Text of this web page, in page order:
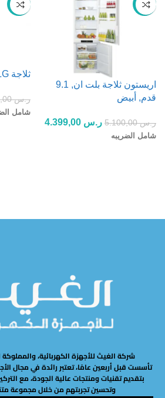
-14%
اريستون ثلاجة بلت ان, 9.1
قدم, أبيض
ر.س5.100,00 ر.س
شامل الضريبه
-16%
ثلاجة LG بابين, 18 قدم, أبيض
ر.س4.500,00
شامل
شركة الغيث للأجهزة الكهربائية،
تأسست قبل أربعين عامًا، تعتبر رائدة في مجال
بتقديم تقنيات ومنتجات عالية الجودة، مع
وتحسين تجربتهم من خلال مجموعة